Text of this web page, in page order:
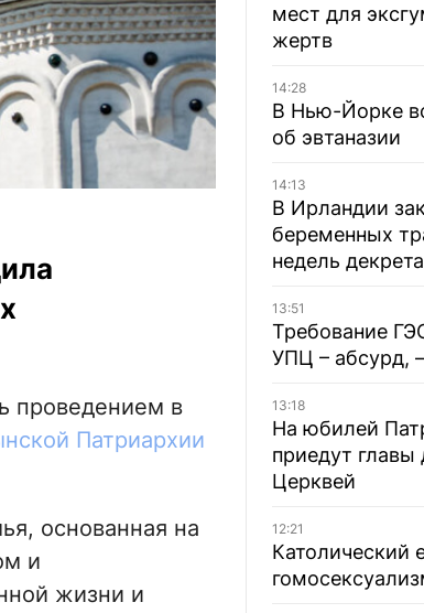
проведением в
Патриархии
основанная на
и
жизни и
мест для
жертв
14:28
В Нью-Йорке
об эвтаназии
14:13
В Ирландии
беременных
недель декрета
13:51
Требование
УПЦ – абсурд,
13:18
На юбилей
приедут
Церквей
12:21
Католический